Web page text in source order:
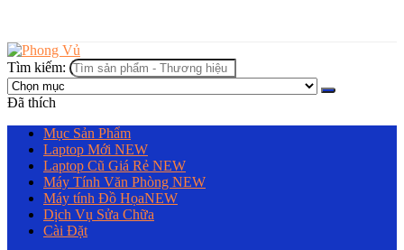
Tìm kiếm:
Đã thích
Mục Sản Phẩm
Laptop Mới NEW
Laptop Cũ Giá Rẻ NEW
Máy Tính Văn Phòng NEW
Máy tính Đồ HọaNEW
Dịch Vụ Sửa Chữa
Cài Đặt